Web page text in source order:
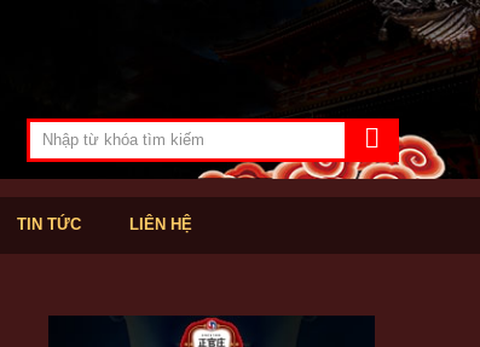
TIN TỨC LIÊN HỆ